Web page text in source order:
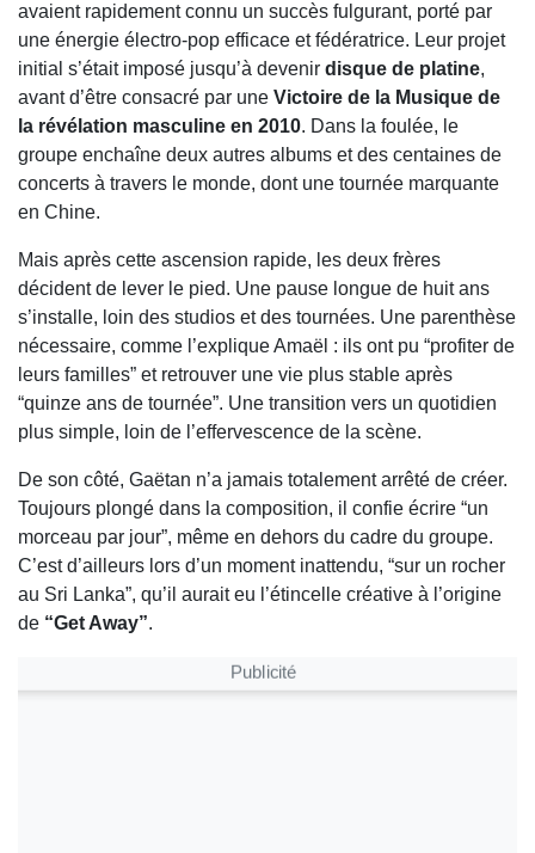
avaient rapidement connu un succès fulgurant, porté par
une énergie électro-pop efficace et fédératrice. Leur projet
initial s’était imposé jusqu’à devenir disque de platine,
avant d’être consacré par une Victoire de la Musique de
la révélation masculine en 2010. Dans la foulée, le
groupe enchaîne deux autres albums et des centaines de
concerts à travers le monde, dont une tournée marquante
en Chine.
Mais après cette ascension rapide, les deux frères
décident de lever le pied. Une pause longue de huit ans
s’installe, loin des studios et des tournées. Une parenthèse
nécessaire, comme l’explique Amaël : ils ont pu “profiter de
leurs familles” et retrouver une vie plus stable après
“quinze ans de tournée”. Une transition vers un quotidien
plus simple, loin de l’effervescence de la scène.
De son côté, Gaëtan n’a jamais totalement arrêté de créer.
Toujours plongé dans la composition, il confie écrire “un
morceau par jour”, même en dehors du cadre du groupe.
C’est d’ailleurs lors d’un moment inattendu, “sur un rocher
au Sri Lanka”, qu’il aurait eu l’étincelle créative à l’origine
de “Get Away”.
Publicité